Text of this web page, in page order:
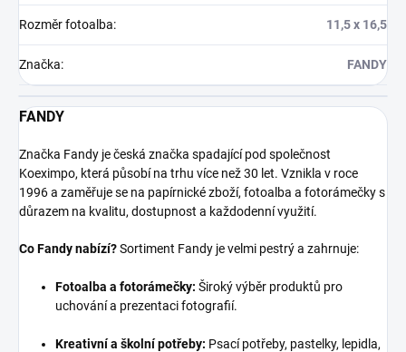
Rozměr fotoalba: 11,5 x 16,5
Značka: FANDY
FANDY
Značka Fandy je česká značka spadající pod společnost
Koeximpo, která působí na trhu více než 30 let. Vznikla v roce
1996 a zaměřuje se na papírnické zboží, fotoalba a fotorámečky s
důrazem na kvalitu, dostupnost a každodenní využití.
Co Fandy nabízí?Sortiment Fandy je velmi pestrý a zahrnuje:
Fotoalba a fotorámečky: Široký výběr produktů pro
uchování a prezentaci fotografií.
Kreativní a školní potřeby: Psací potřeby, pastelky, lepidla,